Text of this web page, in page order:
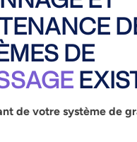
DE
de votre système de